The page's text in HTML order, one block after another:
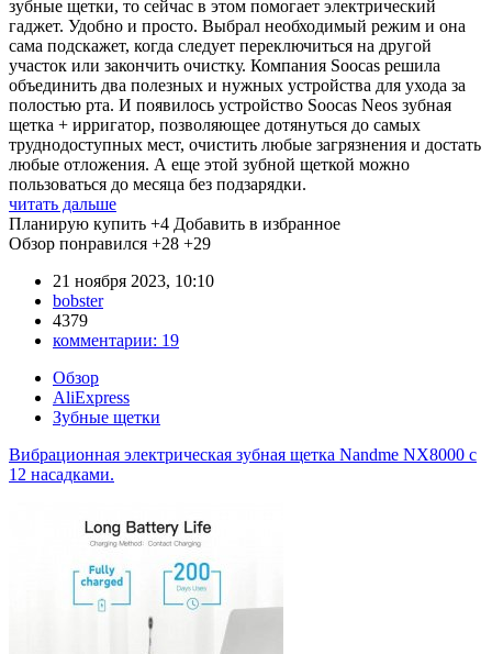
зубные щетки, то сейчас в этом помогает электрический
гаджет. Удобно и просто. Выбрал необходимый режим и она
сама подскажет, когда следует переключиться на другой
участок или закончить очистку. Компания Soocas решила
объединить два полезных и нужных устройства для ухода за
полостью рта. И появилось устройство Soocas Neos зубная
щетка + ирригатор, позволяющее дотянуться до самых
труднодоступных мест, очистить любые загрязнения и достать
любые отложения. А еще этой зубной щеткой можно
пользоваться до месяца без подзарядки.
читать дальше
Планирую купить +4 Добавить в избранное
Обзор понравился +28 +29
21 ноября 2023, 10:10
bobster
4379
комментарии: 19
Обзор
AliExpress
Зубные щетки
Вибрационная электрическая зубная щетка Nandme NX8000 с
12 насадками.